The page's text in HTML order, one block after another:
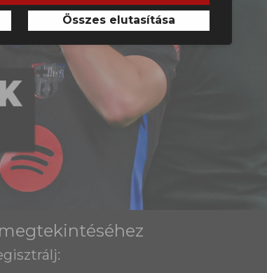
Összes elutasítása